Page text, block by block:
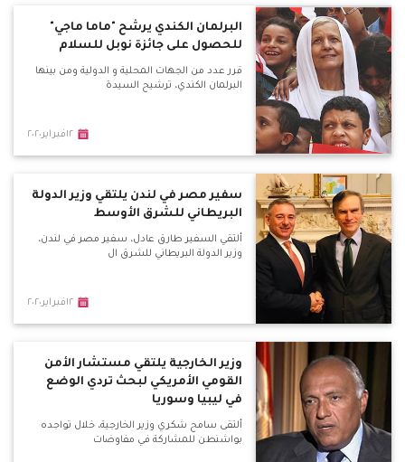
البرلمان الكندي يرشح "ماما ماجي"
للحصول على جائزة نوبل للسلام
قرر عدد من الجهات المحلية و الدولية ومن بينها
البرلمان الكندي، ترشيح السيدة
١٢فبراير٢٠٢٠
سفير مصر في لندن يلتقي وزير الدولة
البريطاني للشرق الأوسط
ألتقي السفير طارق عادل، سفير مصر في لندن،
وزير الدولة البريطاني للشرق ال
١٢فبراير٢٠٢٠
وزير الخارجية يلتقي مستشار الأمن
القومي الأمريكي لبحث تردي الوضع
في ليبيا وسوريا
ألتقى سامح شكري وزير الخارجية، خلال تواجده
بواشنطن للمشاركة في مفاوضات